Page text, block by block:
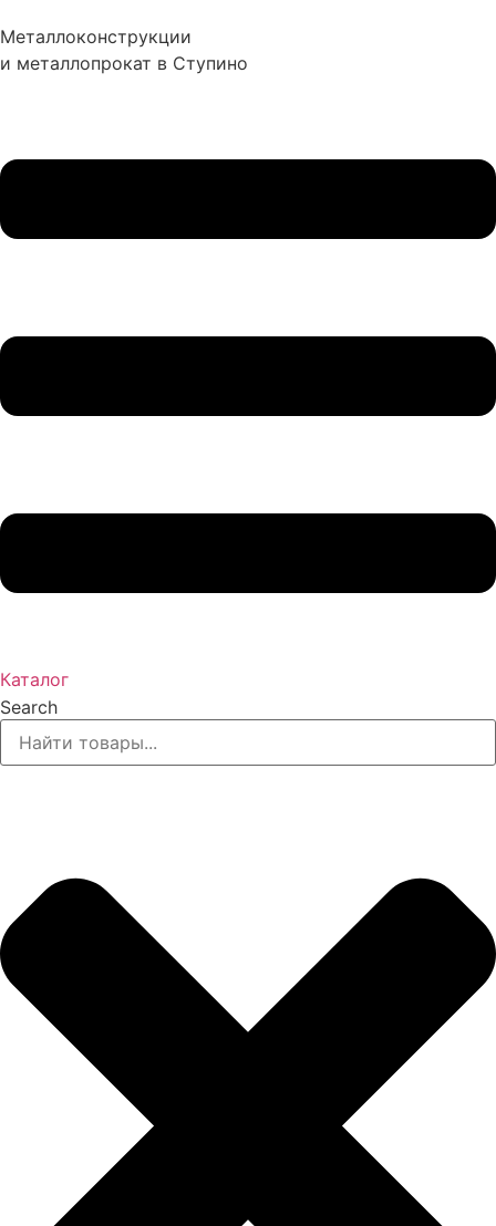
Металлоконструкции
и металлопрокат в Ступино
Каталог
Search